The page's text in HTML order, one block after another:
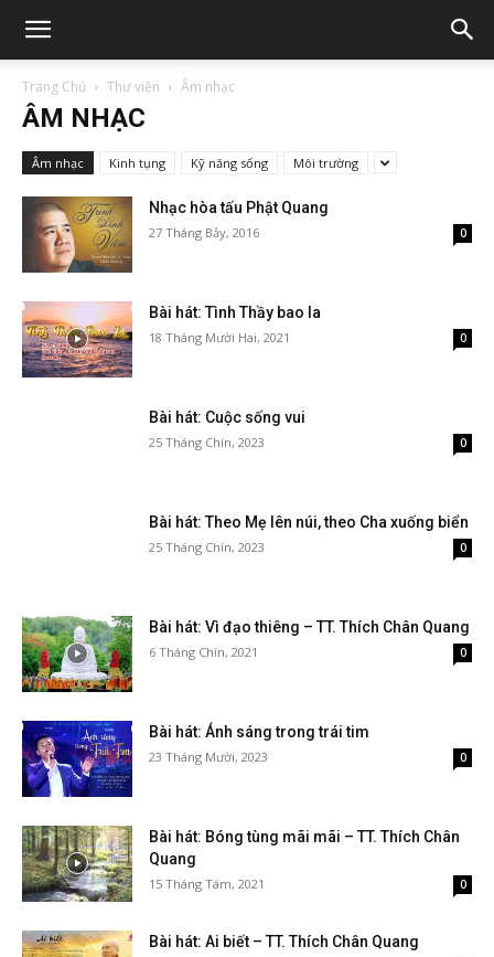
Trang Chủ Thư viện Âm nhạc
ÂM NHẠC
Âm nhạc Kinh tụng Kỹ năng sống Môi trường
Nhạc hòa tấu Phật Quang
27 Tháng Bảy, 2016 0
Bài hát: Tình Thầy bao la
18 Tháng Mười Hai, 2021 0
Bài hát: Cuộc sống vui
25 Tháng Chín, 2023 0
Bài hát: Theo Mẹ lên núi, theo Cha xuống biển
25 Tháng Chín, 2023 0
Bài hát: Vì đạo thiêng – TT. Thích Chân Quang
6 Tháng Chín, 2021 0
Bài hát: Ánh sáng trong trái tim
23 Tháng Mười, 2023 0
Bài hát: Bóng tùng mãi mãi – TT. Thích Chân
Quang
15 Tháng Tám, 2021 0
Bài hát: Ai biết – TT. Thích Chân Quang